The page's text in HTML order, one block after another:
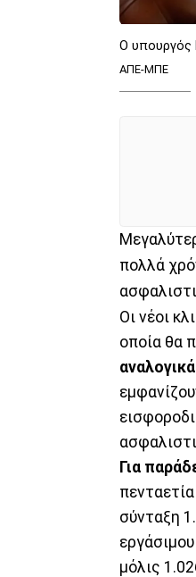
Ο υπουργός
ΑΠΕ-ΜΠΕ
πολλά
Οι νέοι
οποία θα
Για
σύνταξη
μόλις